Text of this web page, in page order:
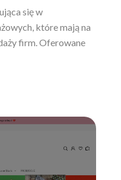
się w
które mają na
firm. Oferowane